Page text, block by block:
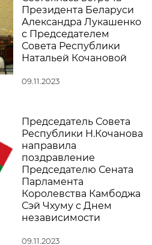
Президента Беларуси
Александра Лукашенко
с Председателем
Совета Республики
Натальей Кочановой
09.11.2023
Председатель Совета
Республики Н.Кочанова
направила
поздравление
Председателю Сената
Парламента
Королевства Камбоджа
Сэй Чхуму с Днем
независимости
09.11.2023